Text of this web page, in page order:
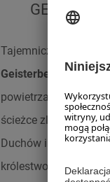
Tajemniczy świat
Geisterberg
.
powietrza, ziemi i
ścieżce
Duchów i Wioska
królestwo nimf.